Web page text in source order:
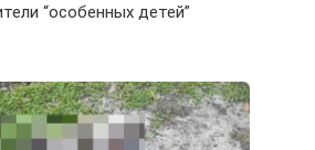
“особенных детей”